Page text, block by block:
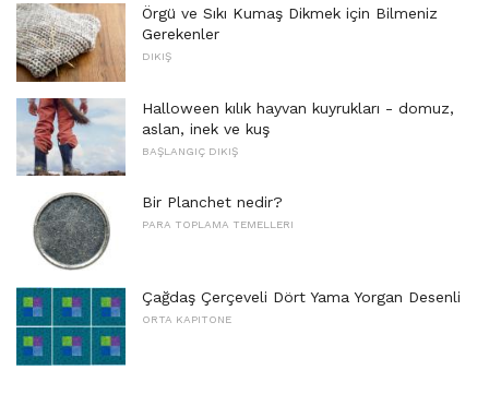
Örgü ve Sıkı Kumaş Dikmek için Bilmeniz
Gerekenler
DIKIŞ
Halloween kılık hayvan kuyrukları - domuz,
aslan, inek ve kuş
BAŞLANGIÇ ​​DIKIŞ
Bir Planchet nedir?
PARA TOPLAMA TEMELLERI
Çağdaş Çerçeveli Dört Yama Yorgan Desenli
ORTA KAPITONE